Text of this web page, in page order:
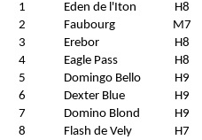
1
Eden de l'Iton H8
2
Faubourg M7
3
Erebor H8
4
Eagle Pass H8
5
Domingo Bello H9
6
Dexter Blue H9
7
Domino Blond H9
8
Flash de Vely H7